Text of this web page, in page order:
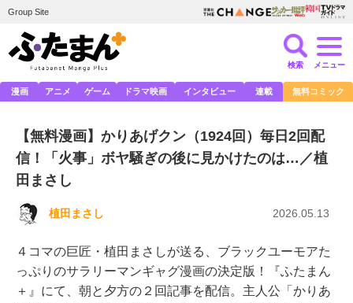
Group Site
検索 メニュー
漫画 アニメ ゲーム ドラマ映画 インタビュー 連載 無料コミック
【無料漫画】かりあげクン（1924回）毎日2回配
信！「火事」ボヤ騒ぎの後に見かけたのは…／植
田まさし
植田まさし 2026.05.13
４コマの巨匠・植田まさしが送る、ブラックユーモアた
っぷりのサラリーマンギャグ漫画の決定版！『ふたまん
＋』にて、朝と夕方の２回記事を配信。主人公「かりあ